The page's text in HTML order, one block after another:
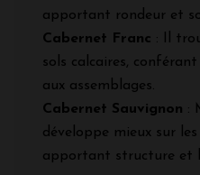
apportant rondeur et
Cabernet Franc : Il
sols calcaires,
aux assemblages.
Cabernet Sauvignon :
développe mieux sur les
apportant structure et